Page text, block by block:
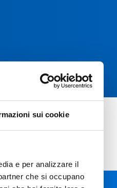
sui cookie
e per analizzare il
che si occupano